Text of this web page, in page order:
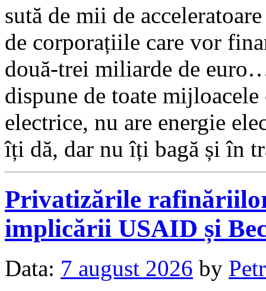
sută de mii de
de corporațiile care vor
două-trei miliarde de
dispune de toate
electrice, nu are energie
îți dă, dar nu îți bagă și în
Privatizările
implicării USAID și
Data: 7 august 2026 by